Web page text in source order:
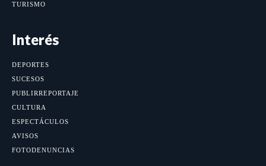
TURISMO
Interés
DEPORTES
SUCESOS
PUBLIRREPORTAJE
CULTURA
ESPECTÁCULOS
AVISOS
FOTODENUNCIAS